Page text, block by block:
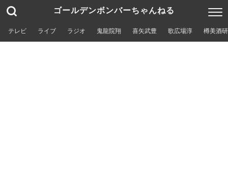
ゴールデンボンバーちゃんねる
テレビ ライブ ラジオ 鬼龍院翔 喜矢武豊 歌広場淳 樽美酒